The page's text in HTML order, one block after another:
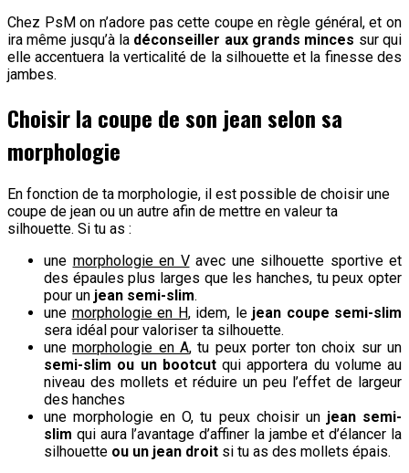
Chez PsM on n’adore pas cette coupe en règle général, et on
ira même jusqu’à la déconseiller aux grands minces sur qui
elle accentuera la verticalité de la silhouette et la finesse des
jambes.
Choisir la coupe de son jean selon sa
morphologie
En fonction de ta morphologie, il est possible de choisir une
coupe de jean ou un autre afin de mettre en valeur ta
silhouette. Si tu as :
une morphologie en Vavec une silhouette sportive et
des épaules plus larges que les hanches, tu peux opter
pour un jean semi-slim.
une morphologie en H, idem, le jean coupe semi-slim
sera idéal pour valoriser ta silhouette.
unemorphologie en A, tu peux porter ton choix sur un
semi-slim ou un bootcutqui apportera du volume au
niveau des mollets et réduire un peu l’effet de largeur
des hanches
une morphologie en O, tu peux choisir un jean semi-
slim qui aura l’avantage d’affiner la jambe et d’élancer la
silhouette ou un jean droit si tu as des mollets épais.